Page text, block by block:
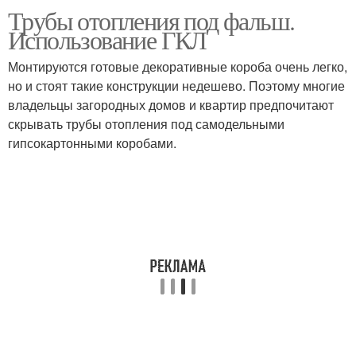
Отопления в стяжке Отопления в полу
Отопления в частном
доме
Трубы отопления под фальш.
Использование ГКЛ
Монтируются готовые декоративные короба очень легко,
но и стоят такие конструкции недешево. Поэтому многие
владельцы загородных домов и квартир предпочитают
скрывать трубы отопления под самодельными
гипсокартонными коробами.